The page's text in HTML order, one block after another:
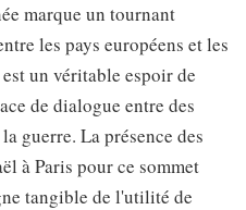
marque un tournant
les pays européens et les
un véritable espoir de
de dialogue entre des
guerre. La présence des
à Paris pour ce sommet
tangible de l'utilité de